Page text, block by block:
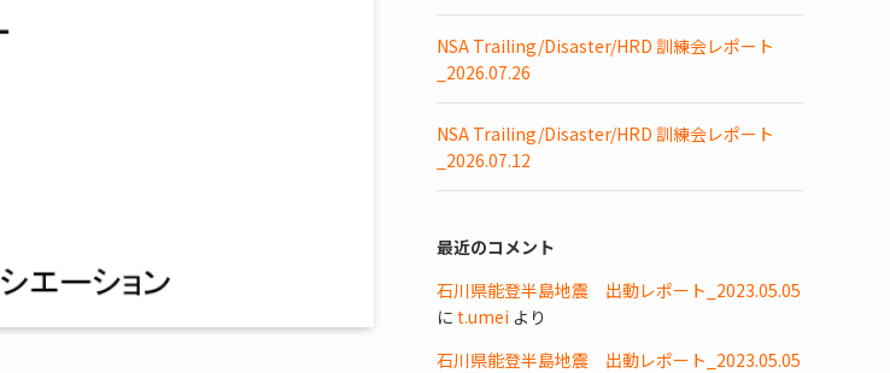
NSA Trailing/Disaster/HRD 訓練会レポート
_2026.07.26
NSA Trailing/Disaster/HRD 訓練会レポート
_2026.07.12
最近のコメント
石川県能登半島地震 出動レポート_2023.05.05
に t.umei より
石川県能登半島地震 出動レポート_2023.05.05